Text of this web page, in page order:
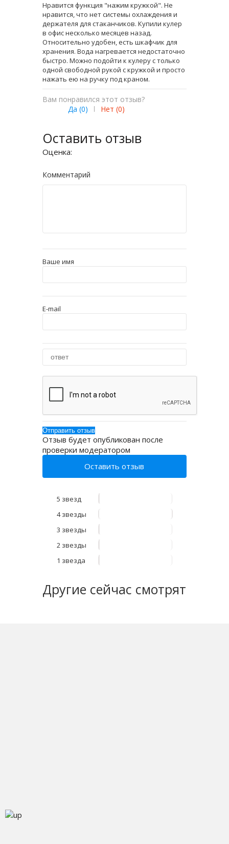
Нравится функция "нажим кружкой". Не
нравится, что нет системы охлаждения и
держателя для стаканчиков. Купили кулер
в офис несколько месяцев назад.
Относительно удобен, есть шкафчик для
хранения. Вода нагревается недостаточно
быстро. Можно подойти к кулеру с только
одной свободной рукой с кружкой и просто
нажать ею на ручку под краном.
Вам понравился этот отзыв?
Да (0) | Нет (0)
Оставить отзыв
Оценка:
Комментарий
Ваше имя
E-mail
Отзыв будет опубликован после
проверки модератором
Оставить отзыв
5 звезд
4 звезды
3 звезды
2 звезды
1 звезда
Другие сейчас смотрят